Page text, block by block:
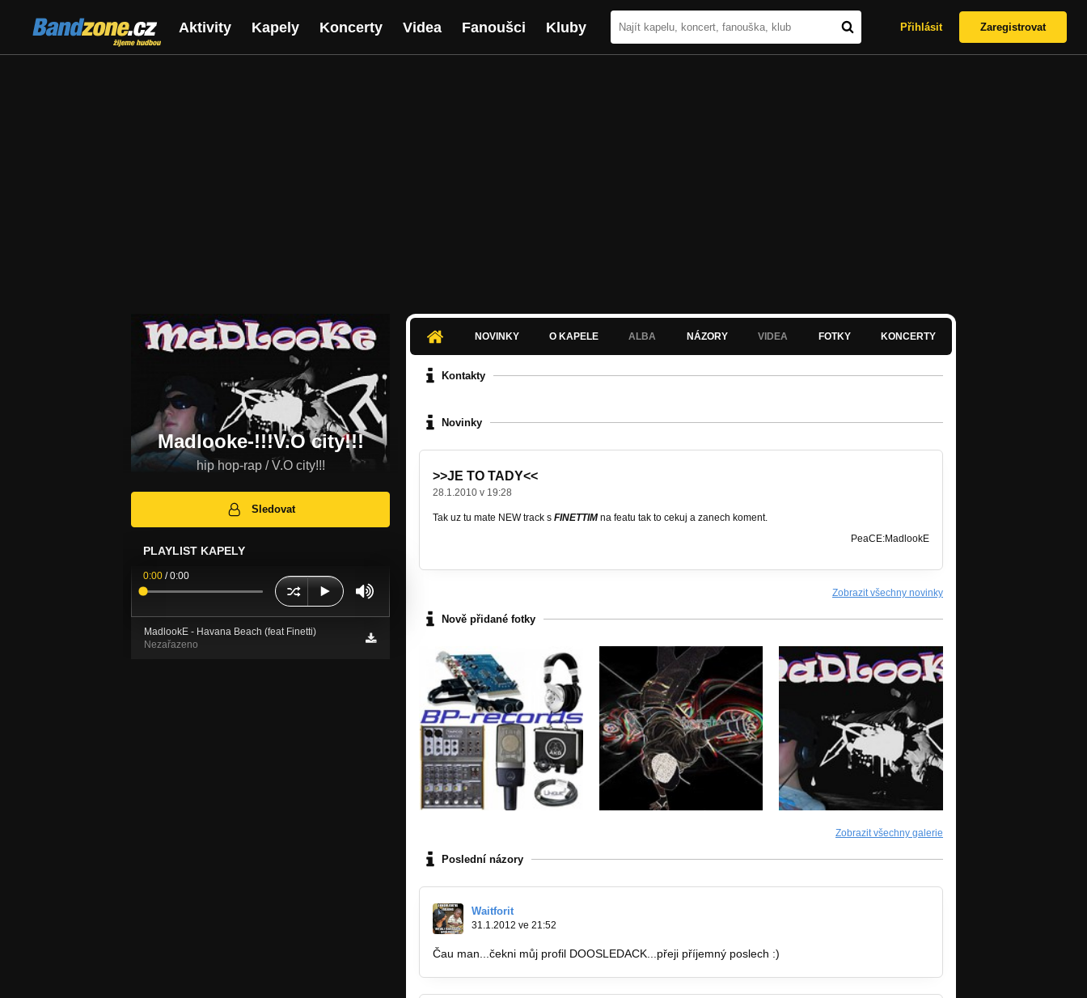
Bandzone.cz
žijeme hudbou
Aktivity Kapely Koncerty Videa Fanoušci Kluby Přihlásit Zaregistrovat
Madlooke-!!!V.O city!!!
hip hop-rap / V.O city!!!
Sledovat
PLAYLIST KAPELY
0:00 /0:00
MadlookE - Havana Beach (feat Finetti)
Nezařazeno
NOVINKY O KAPELE ALBA NÁZORY VIDEA FOTKY KONCERTY
Kontakty
Novinky
>>JE TO TADY<<
28.1.2010 v 19:28
Tak uz tu mate NEW track s FINETTIMna featu tak to cekuj a zanech koment.
PeaCE:MadlookE
Zobrazit všechny novinky
Nově přidané fotky
Zobrazit všechny galerie
Poslední názory
Waitforit
31.1.2012 ve 21:52
Čau man...čekni můj profil DOOSLEDACK...přeji příjemný poslech :)